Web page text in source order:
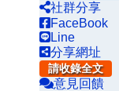
社群分享
FaceBook
Line
分享網址
請收錄全文
意見回饋